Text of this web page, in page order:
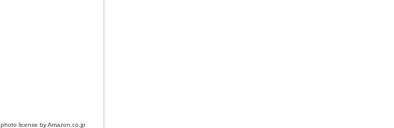
photo license by Amazon.co.jp